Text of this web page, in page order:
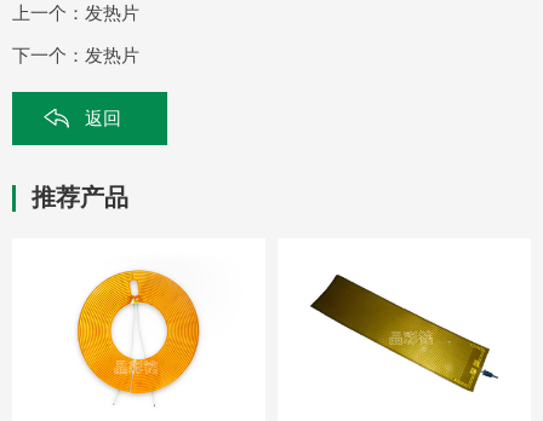
上一个： 发热片
下一个： 发热片
返回
推荐产品